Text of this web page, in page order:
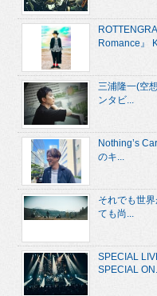
Romance』
三浦隆一(空
ンタビ...
Nothing’s
のキ...
それでも世
ても尚...
SPECIAL
SPECIAL